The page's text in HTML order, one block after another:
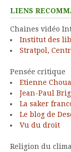
LIENS
Chaines vidéo
Institut des
Stratpol,
Pensée critique
Etienne
Jean-Paul
La saker
Le blog de
Vu du droit
Religion du